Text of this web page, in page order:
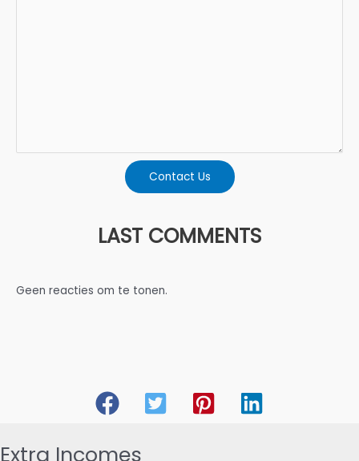
Contact Us
LAST COMMENTS
Geen reacties om te tonen.
Extra Incomes